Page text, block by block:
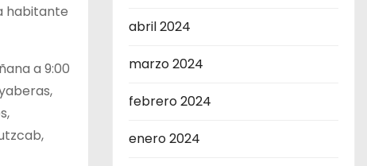
habitante
a 9:00
abril 2024
marzo 2024
febrero 2024
enero 2024